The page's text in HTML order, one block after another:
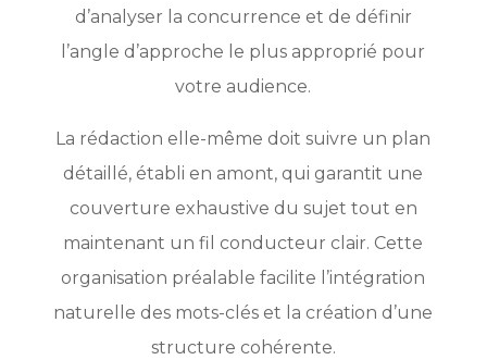
d’analyser la concurrence et de définir
l’angle d’approche le plus approprié pour
votre audience.
La rédaction elle-même doit suivre un plan
détaillé, établi en amont, qui garantit une
couverture exhaustive du sujet tout en
maintenant un fil conducteur clair. Cette
organisation préalable facilite l’intégration
naturelle des mots-clés et la création d’une
structure cohérente.